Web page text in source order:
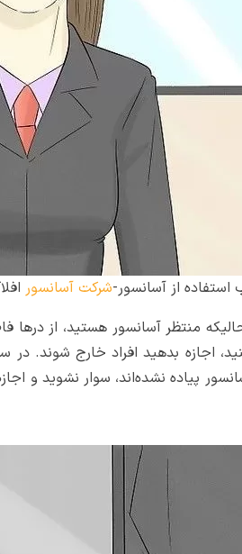
استفاده از آسانسور-شرکت آسانسور
منتظر آسانسور هستید، از
اجازه بدهید افراد خارج
پیاده نشده‌اند، سوار نشوید و